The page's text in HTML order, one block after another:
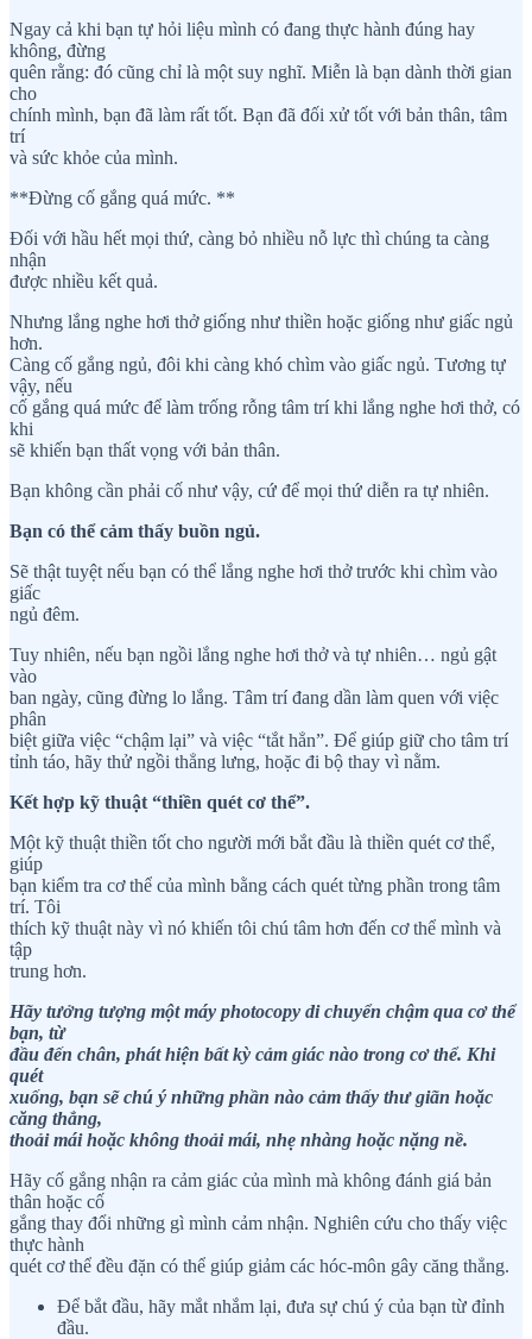
Ngay cả khi bạn tự hỏi liệu mình có đang thực hành đúng hay
không, đừng
quên rằng: đó cũng chỉ là một suy nghĩ. Miễn là bạn dành thời gian
cho
chính mình, bạn đã làm rất tốt. Bạn đã đối xử tốt với bản thân, tâm
trí
và sức khỏe của mình.
**Đừng cố gắng quá mức. **
Đối với hầu hết mọi thứ, càng bỏ nhiều nỗ lực thì chúng ta càng
nhận
được nhiều kết quả.
Nhưng lắng nghe hơi thở giống như thiền hoặc giống như giấc ngủ
hơn.
Càng cố gắng ngủ, đôi khi càng khó chìm vào giấc ngủ. Tương tự
vậy, nếu
cố gắng quá mức để làm trống rỗng tâm trí khi lắng nghe hơi thở, có
khi
sẽ khiến bạn thất vọng với bản thân.
Bạn không cần phải cố như vậy, cứ để mọi thứ diễn ra tự nhiên.
Bạn có thể cảm thấy buồn ngủ.
Sẽ thật tuyệt nếu bạn có thể lắng nghe hơi thở trước khi chìm vào
giấc
ngủ đêm.
Tuy nhiên, nếu bạn ngồi lắng nghe hơi thở và tự nhiên… ngủ gật
vào
ban ngày, cũng đừng lo lắng. Tâm trí đang dần làm quen với việc
phân
biệt giữa việc “chậm lại” và việc “tắt hẳn”. Để giúp giữ cho tâm trí
tỉnh táo, hãy thử ngồi thẳng lưng, hoặc đi bộ thay vì nằm.
Kết hợp kỹ thuật “thiền quét cơ thể”.
Một kỹ thuật thiền tốt cho người mới bắt đầu là thiền quét cơ thể,
giúp
bạn kiểm tra cơ thể của mình bằng cách quét từng phần trong tâm
trí. Tôi
thích kỹ thuật này vì nó khiến tôi chú tâm hơn đến cơ thể mình và
tập
trung hơn.
Hãy tưởng tượng một máy photocopy di chuyển chậm qua cơ thể
bạn, từ
đầu đến chân, phát hiện bất kỳ cảm giác nào trong cơ thể. Khi
quét
xuống, bạn sẽ chú ý những phần nào cảm thấy thư giãn hoặc
căng thẳng,
thoải mái hoặc không thoải mái, nhẹ nhàng hoặc nặng nề.
Hãy cố gắng nhận ra cảm giác của mình mà không đánh giá bản
thân hoặc cố
gắng thay đổi những gì mình cảm nhận. Nghiên cứu cho thấy việc
thực hành
quét cơ thể đều đặn có thể giúp giảm các hóc-môn gây căng thẳng.
Để bắt đầu, hãy mắt nhắm lại, đưa sự chú ý của bạn từ đỉnh
đầu.